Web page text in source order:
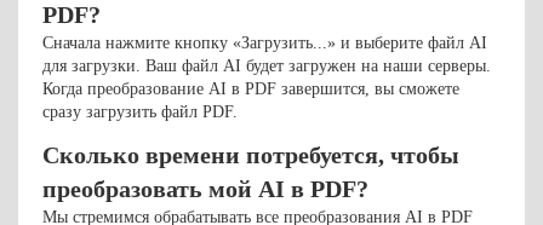
PDF?
Сначала нажмите кнопку «Загрузить...» и выберите файл AI
для загрузки. Ваш файл AI будет загружен на наши серверы.
Когда преобразование AI в PDF завершится, вы сможете
сразу загрузить файл PDF.
Сколько времени потребуется, чтобы
преобразовать мой AI в PDF?
Мы стремимся обрабатывать все преобразования AI в PDF